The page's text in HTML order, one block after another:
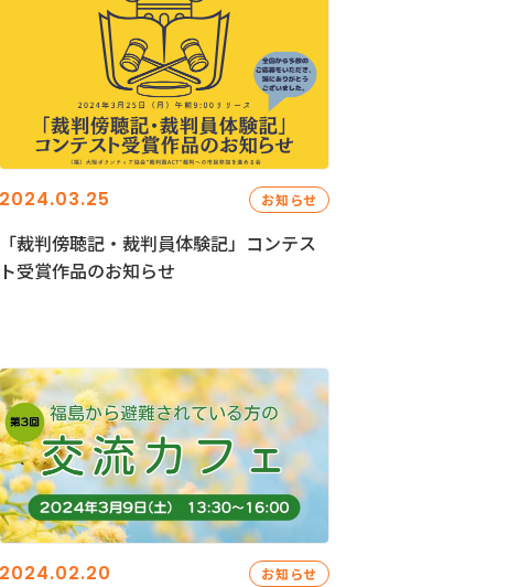
2024.03.25 お知らせ
「裁判傍聴記・裁判員体験記」コンテス
ト受賞作品のお知らせ
2024.02.20 お知らせ